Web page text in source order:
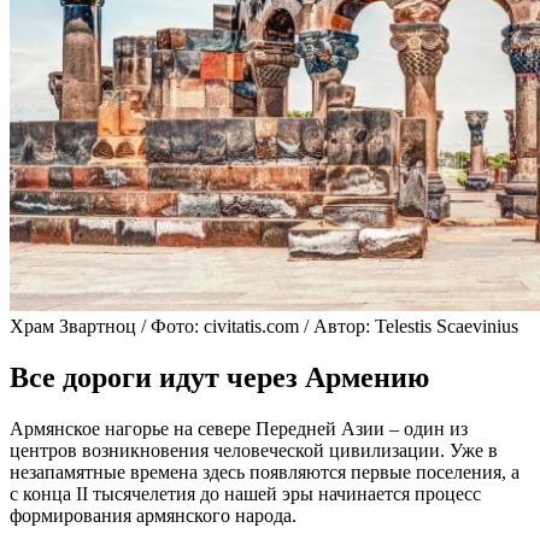
Храм Звартноц / Фото: civitatis.com / Автор: Telestis Scaevinius
Все дороги идут через Армению
Армянское нагорье на севере Передней Азии – один из
центров возникновения человеческой цивилизации. Уже в
незапамятные времена здесь появляются первые поселения, а
с конца II тысячелетия до нашей эры начинается процесс
формирования армянского народа.